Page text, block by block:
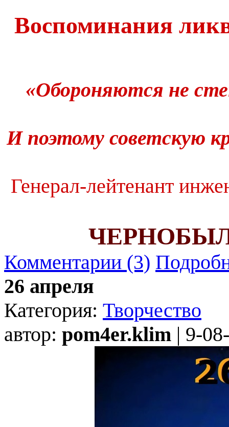
Воспоминания
«Обороняются не
И поэтому советскую
Генерал-лейтенант
Комментарии (3)
26 апреля
Категория: Творчество
автор: pom4er.klim | 9-